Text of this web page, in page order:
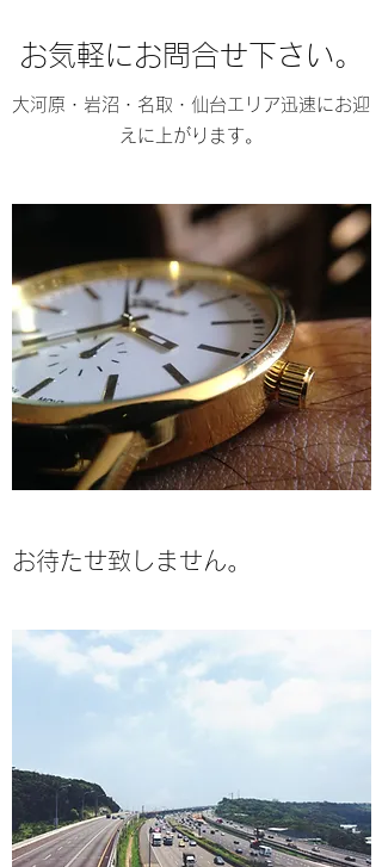
​お気軽にお問合せ下さい。
大河原・岩沼・名取・仙台エリア迅速にお迎
えに上がります。
​お待たせ致しません。